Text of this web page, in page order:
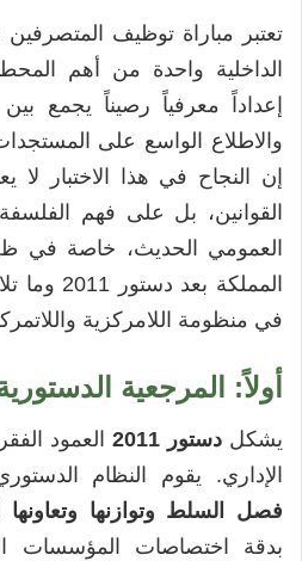
تعتبر مباراة توظيف المتصرفين
الداخلية واحدة من أهم
إعداداً معرفياً رصيناً يجمع
والاطلاع الواسع على
إن النجاح في هذا الاختبار
القوانين، بل على فهم الفلسفة
العمومي الحديث، خاصة في
المملكة
في منظومة اللامركزية واللاتمركز
أولاً: المرجعية
يشكل دستور 2011
العمود
الإداري. يقوم النظام
فصل السلط وتوازنها وتعاونها
بدقة اختصاصات المؤسسات